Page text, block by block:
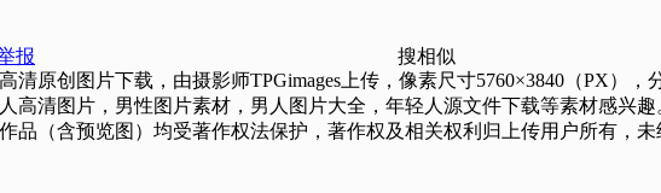
报
搜相似
原创图片下载，由摄影师TPGimages上传，像素尺寸5760×3840（PX）
高清图片，男性图片素材，男人图片大全，年轻人源文件下载等素材感兴趣
品（含预览图）均受著作权法保护，著作权及相关权利归上传用户所有，